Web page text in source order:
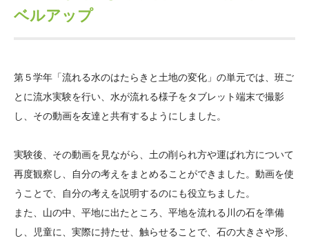
年報一覧 中谷財団レポート
研究助成
ム
科学教育振興助成・
ログラム助成
その他情報
アクセス よくあるご質問
サイトマップ 中谷財団アーカイブ
日本語 English マイページ
ベルアップ
第５学年「流れる水のはたらきと土地の変化」の単元では、班ご
とに流水実験を行い、水が流れる様子をタブレット端末で撮影
し、その動画を友達と共有するようにしました。
実験後、その動画を見ながら、土の削られ方や運ばれ方について
再度観察し、自分の考えをまとめることができました。動画を使
うことで、自分の考えを説明するのにも役立ちました。
また、山の中、平地に出たところ、平地を流れる川の石を準備
し、児童に、実際に持たせ、触らせることで、石の大きさや形、